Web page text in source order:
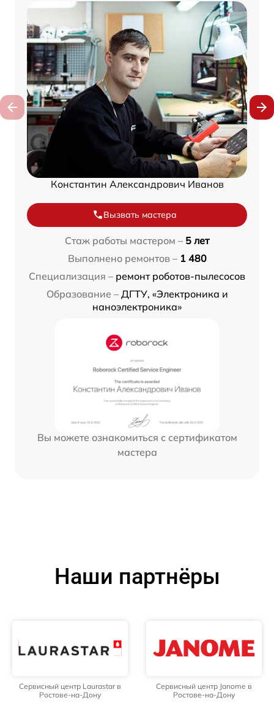
Константин Александрович Иванов
Вызвать мастера
Стаж работы мастером – 5 лет
Выполнено ремонтов – 1 480
Специализация – ремонт роботов-пылесосов
Образование – ДГТУ, «Электроника и
наноэлектроника»
Вы можете ознакомиться с сертификатом
мастера
Наши партнёры
Сервисный центр Laurastar в
Ростове-на-Дону
Сервисный центр Janome в
Ростове-на-Дону